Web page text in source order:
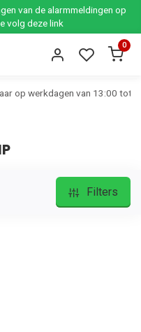
van de alarmmeldingen op
volg deze link
0
van 13:00 tot 17:00
Filters